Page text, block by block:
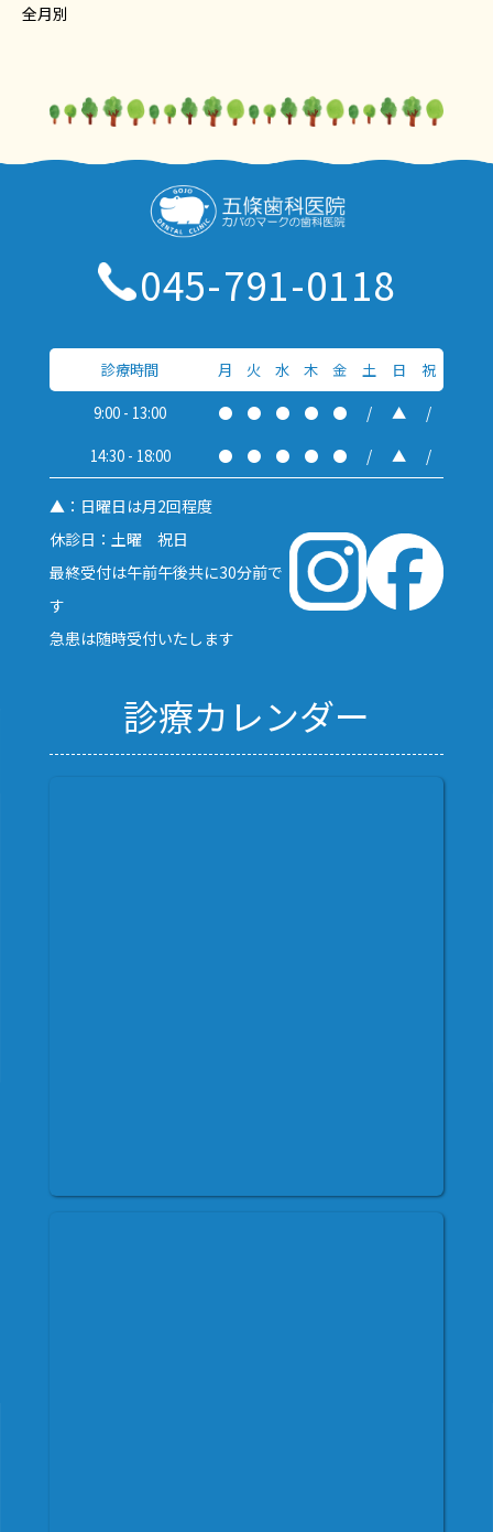
全月別
045-791-0118
診療時間 月 火 水 木 金 土 日 祝
9:00 - 13:00 ● ● ● ● ● / ▲ /
14:30 - 18:00 ● ● ● ● ● / ▲ /
▲：日曜日は月2回程度
休診日：土曜 祝日
最終受付は午前午後共に30分前で
す
急患は随時受付いたします
診療カレンダー